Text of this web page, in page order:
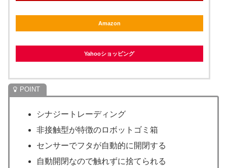
Amazon
Yahooショッピング
シナジートレーディング
非接触型が特徴のロボットゴミ箱
センサーでフタが自動的に開閉する
自動開閉なので触れずに捨てられる